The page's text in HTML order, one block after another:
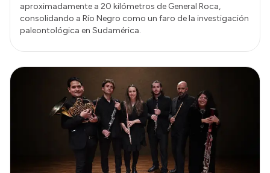
aproximadamente a 20 kilómetros de General Roca,
consolidando a Río Negro como un faro de la investigación
paleontológica en Sudamérica.